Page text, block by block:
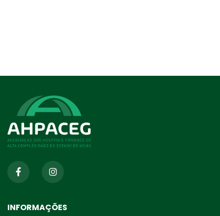
INFORMAÇÕES